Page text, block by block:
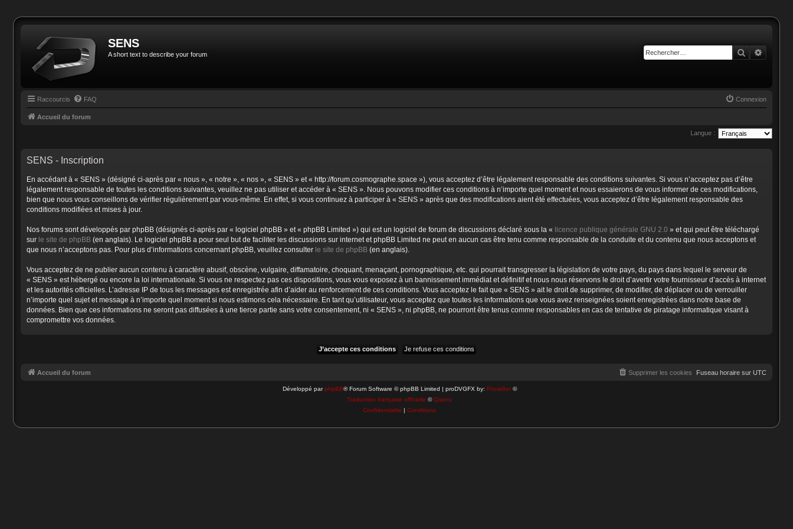
SENS
A short text to describe your forum Rechercher
Raccourcis FAQ Connexion
Accueil du forum
Langue :
SENS - Inscription
En accédant à « SENS » (désigné ci-après par « nous », « notre », « nos », « SENS » et « http://forum.cosmographe.space »), vous acceptez d’être légalement responsable des conditions suivantes. Si vous n’acceptez pas d’être
légalement responsable de toutes les conditions suivantes, veuillez ne pas utiliser et accéder à « SENS ». Nous pouvons modifier ces conditions à n’importe quel moment et nous essaierons de vous informer de ces modifications,
bien que nous vous conseillons de vérifier régulièrement par vous-même. En effet, si vous continuez à participer à « SENS » après que des modifications aient été effectuées, vous acceptez d’être légalement responsable des
conditions modifiées et mises à jour.
Nos forums sont développés par phpBB (désignés ci-après par « logiciel phpBB » et « phpBB Limited ») qui est un logiciel de forum de discussions déclaré sous la « licence publique générale GNU 2.0 » et qui peut être téléchargé
sur le site de phpBB (en anglais). Le logiciel phpBB a pour seul but de faciliter les discussions sur internet et phpBB Limited ne peut en aucun cas être tenu comme responsable de la conduite et du contenu que nous acceptons et
que nous n’acceptons pas. Pour plus d’informations concernant phpBB, veuillez consulter le site de phpBB (en anglais).
Vous acceptez de ne publier aucun contenu à caractère abusif, obscène, vulgaire, diffamatoire, choquant, menaçant, pornographique, etc. qui pourrait transgresser la législation de votre pays, du pays dans lequel le serveur de
« SENS » est hébergé ou encore la loi internationale. Si vous ne respectez pas ces dispositions, vous vous exposez à un bannissement immédiat et définitif et nous nous réservons le droit d’avertir votre fournisseur d’accès à internet
et les autorités officielles. L’adresse IP de tous les messages est enregistrée afin d’aider au renforcement de ces conditions. Vous acceptez le fait que « SENS » ait le droit de supprimer, de modifier, de déplacer ou de verrouiller
n’importe quel sujet et message à n’importe quel moment si nous estimons cela nécessaire. En tant qu’utilisateur, vous acceptez que toutes les informations que vous avez renseignées soient enregistrées dans notre base de
données. Bien que ces informations ne seront pas diffusées à une tierce partie sans votre consentement, ni « SENS », ni phpBB, ne pourront être tenus comme responsables en cas de tentative de piratage informatique visant à
compromettre vos données.
Accueil du forum Fuseau horaire sur UTC
Supprimer les cookies
Développé parphpBB® Forum Software © phpBB Limited | proDVGFX by: Prosk8er©
Traduction française officielle ©Qiaeru
Confidentialité | Conditions